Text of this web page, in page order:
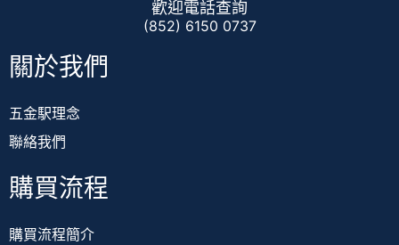
歡迎電話查詢
(852) 6150 0737
關於我們
五金駅理念
聯絡我們
購買流程
購買流程簡介